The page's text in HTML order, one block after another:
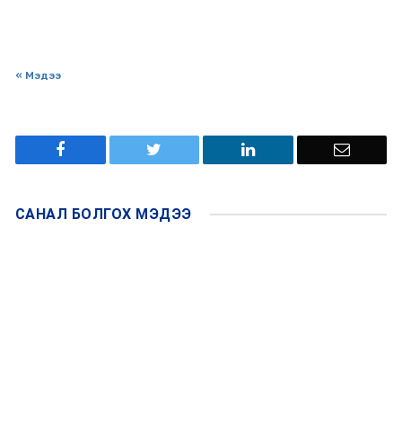
« Мэдээ
САНАЛ БОЛГОХ МЭДЭЭ